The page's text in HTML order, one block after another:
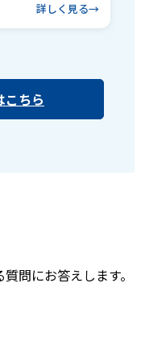
詳しく見る
こちら
問にお答えします。